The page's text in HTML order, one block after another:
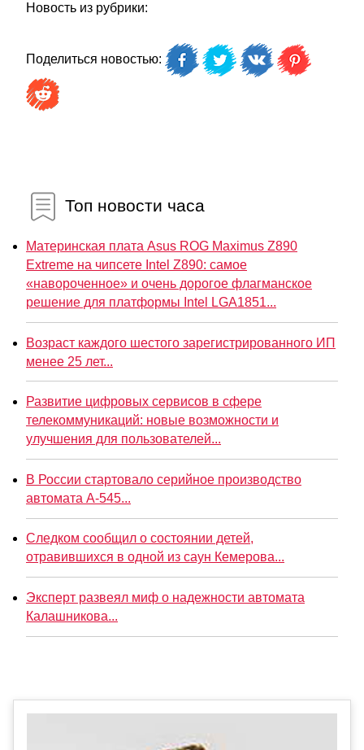
Новость из рубрики:
Поделиться новостью:
Топ новости часа
Материнская плата Asus ROG Maximus Z890
Extreme на чипсете Intel Z890: самое
«навороченное» и очень дорогое флагманское
решение для платформы Intel LGA1851...
Возраст каждого шестого зарегистрированного ИП
менее 25 лет...
Развитие цифровых сервисов в сфере
телекоммуникаций: новые возможности и
улучшения для пользователей...
В России стартовало серийное производство
автомата А-545...
Следком сообщил о состоянии детей,
отравившихся в одной из саун Кемерова...
Эксперт развеял миф о надежности автомата
Калашникова...